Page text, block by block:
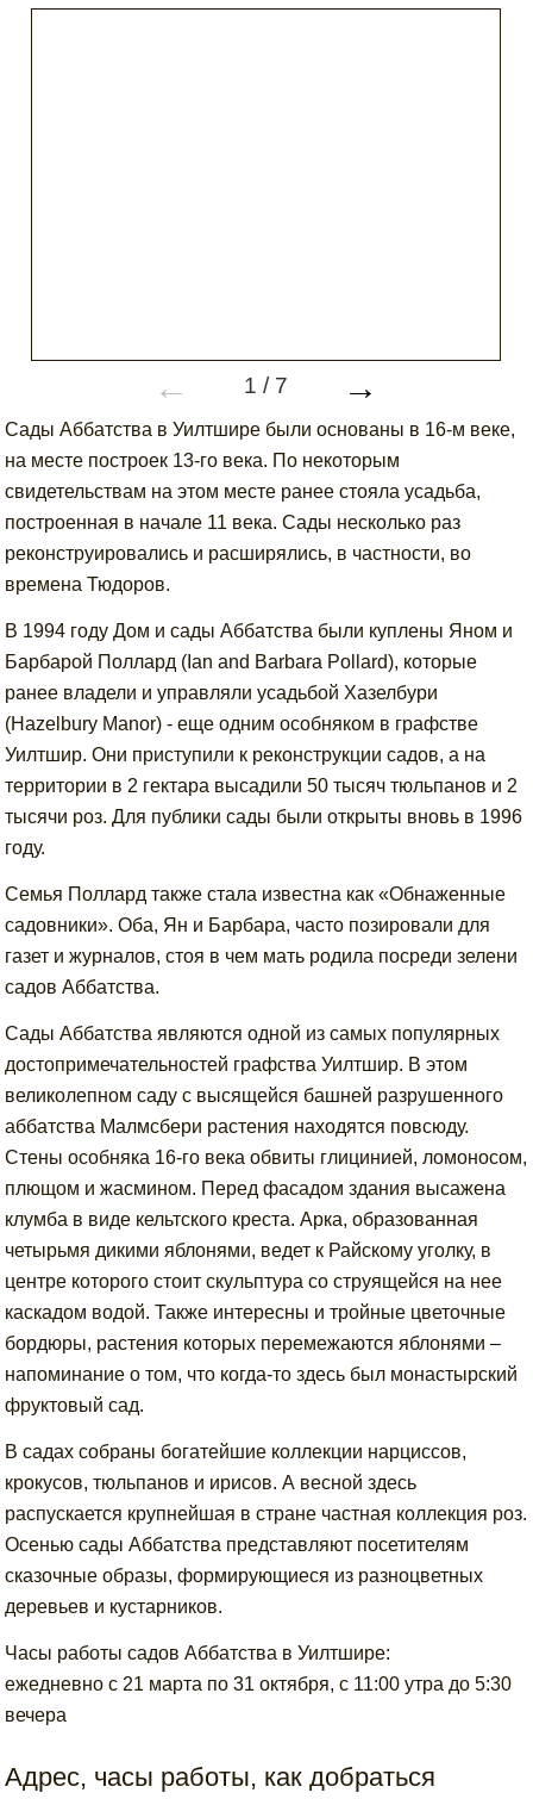
← 1 / 7 →
Сады Аббатства в Уилтшире были основаны в 16-м веке,
на месте построек 13-го века. По некоторым
свидетельствам на этом месте ранее стояла усадьба,
построенная в начале 11 века. Сады несколько раз
реконструировались и расширялись, в частности, во
времена Тюдоров.
В 1994 году Дом и сады Аббатства были куплены Яном и
Барбарой Поллард (Ian and Barbara Pollard), которые
ранее владели и управляли усадьбой Хазелбури
(Hazelbury Manor) - еще одним особняком в графстве
Уилтшир. Они приступили к реконструкции садов, а на
территории в 2 гектара высадили 50 тысяч тюльпанов и 2
тысячи роз. Для публики сады были открыты вновь в 1996
году.
Семья Поллард также стала известна как «Обнаженные
садовники». Оба, Ян и Барбара, часто позировали для
газет и журналов, стоя в чем мать родила посреди зелени
садов Аббатства.
Сады Аббатства являются одной из самых популярных
достопримечательностей графства Уилтшир. В этом
великолепном саду с высящейся башней разрушенного
аббатства Малмсбери растения находятся повсюду.
Стены особняка 16-го века обвиты глицинией, ломоносом,
плющом и жасмином. Перед фасадом здания высажена
клумба в виде кельтского креста. Арка, образованная
четырьмя дикими яблонями, ведет к Райскому уголку, в
центре которого стоит скульптура со струящейся на нее
каскадом водой. Также интересны и тройные цветочные
бордюры, растения которых перемежаются яблонями –
напоминание о том, что когда-то здесь был монастырский
фруктовый сад.
В садах собраны богатейшие коллекции нарциссов,
крокусов, тюльпанов и ирисов. А весной здесь
распускается крупнейшая в стране частная коллекция роз.
Осенью сады Аббатства представляют посетителям
сказочные образы, формирующиеся из разноцветных
деревьев и кустарников.
Часы работы садов Аббатства в Уилтшире:
ежедневно с 21 марта по 31 октября, с 11:00 утра до 5:30
вечера
Адрес, часы работы, как добраться